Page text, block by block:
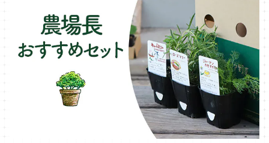
イチゴをおいしく育てたい
マロウ・ハーブ苗
ヒソップ・ハーブ苗
オレガノ・ハーブ苗
樹脂製 / プラ製プランター
ファイバー製プランター
ブリキ製プランター
オーニング
シェード
テーブル・チェア・ベンチ